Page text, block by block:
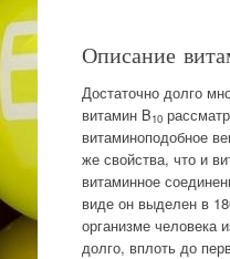
Описание
Достаточно долго
витамин B10
витаминоподобное
же свойства, что и
витаминное
виде он выделен в
организме человека
долго, вплоть до